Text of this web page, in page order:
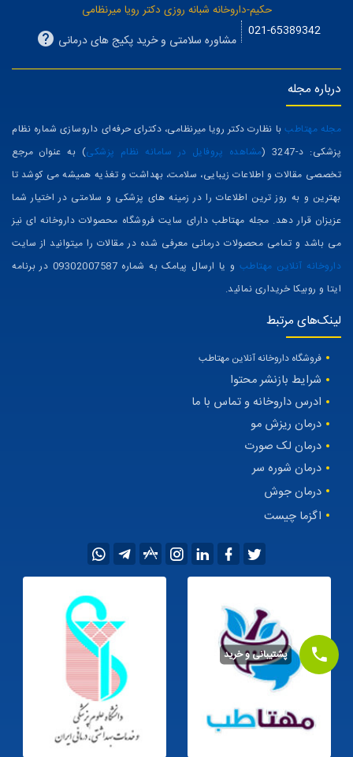
حکیم-داروخانه شبانه روزی دکتر رویا میرنظامی
021-65389342
مشاوره سلامتی و خرید پکیج های درمانی
درباره مجله
مجله مهتاطببا نظارت دکتر رویا میرنظامی، دکترای حرفه‌ای داروسازی شماره نظام
پزشکی: د-3247 (
مشاهده پروفایل در سامانه نظام پزشکی) به عنوان مرجع
تخصصی مقالات و اطلاعات زیبایی، سلامت، بهداشت و تغذیه همیشه می کوشد تا
بهترین و به روز ترین اطلاعات را در زمینه های پزشکی و سلامتی در اختیار شما
عزیزان قرار دهد. مجله مهتاطب دارای سایت فروشگاه محصولات داروخانه ای نیز
می باشد و تمامی محصولات درمانی معرفی شده در مقالات را میتوانید از سایت
داروخانه آنلاین مهتاطب
و یا ارسال پیامک به شماره 09302007587 در برنامه
ایتا و روبیکا خریداری نمائید.
لینک‌های مرتبط
فروشگاه داروخانه آنلاین مهتاطب
شرایط بازنشر محتوا
ادرس داروخانه و تماس با ما
درمان ریزش مو
درمان لک صورت
درمان شوره سر
درمان جوش
اگزما چیست
پشتیبانی و خرید